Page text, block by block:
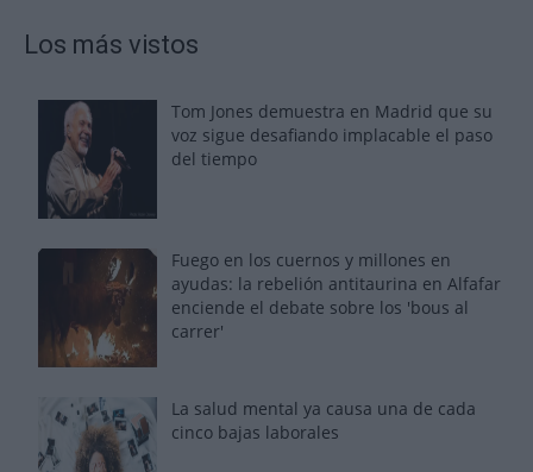
Los más vistos
Tom Jones demuestra en Madrid que su
voz sigue desafiando implacable el paso
del tiempo
Fuego en los cuernos y millones en
ayudas: la rebelión antitaurina en Alfafar
enciende el debate sobre los 'bous al
carrer'
La salud mental ya causa una de cada
cinco bajas laborales